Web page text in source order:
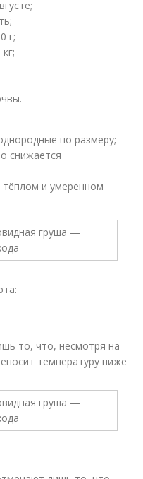
г;
по размеру;
снижается
и умеренном
то, что, несмотря на
температуру ниже